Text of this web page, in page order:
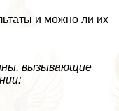
и можно ли их
вызывающие